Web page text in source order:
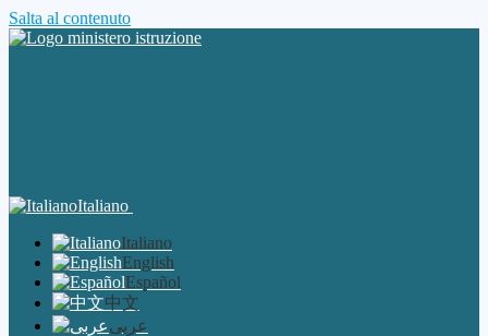
Salta al contenuto
Italiano
Italiano
English
Español
中文
عربى